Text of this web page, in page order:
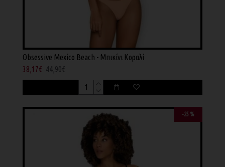
Obsessive Mexico Beach - Μπικίνι Κοραλί
38,17€ 44,90€
-25 %